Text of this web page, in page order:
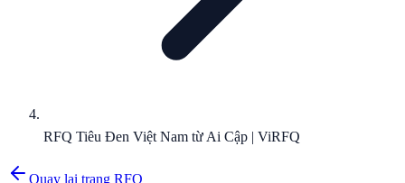
RFQ Tiêu Đen Việt Nam từ Ai Cập | ViRFQ
Quay lại trang RFQ